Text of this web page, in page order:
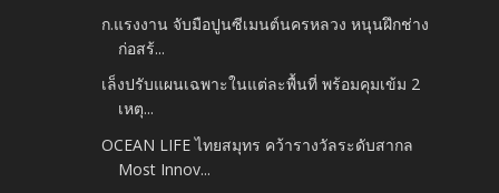
ก.แรงงาน จับมือปูนซีเมนต์นครหลวง หนุนฝึกช่าง
ก่อสร้...
เล็งปรับแผนเฉพาะในแต่ละพื้นที่ พร้อมคุมเข้ม 2
เหตุ...
OCEAN LIFE ไทยสมุทร คว้ารางวัลระดับสากล
Most Innov...